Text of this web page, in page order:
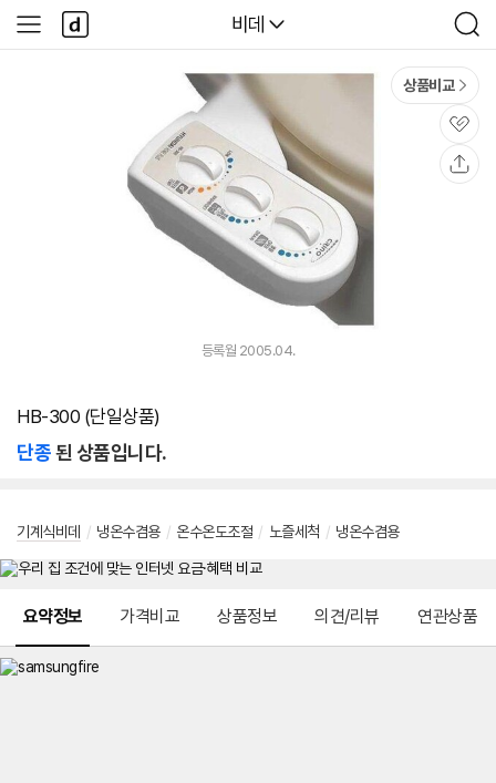
다나와
비데
검
색
사
이
다
나
와
상품비교
관
심
등록월 2005.04.
HB-300 (단일상품)
단종된 상품입니다.
기계식비데 / 냉온수겸용 / 온수온도조절 / 노즐세척 / 냉온수겸용
요약정보 가격비교 상품정보 의견/리뷰 연관상품